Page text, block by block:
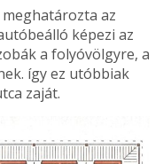
az
képezi az
a folyóvölgyre, a
így ez utóbbiak
zaját.